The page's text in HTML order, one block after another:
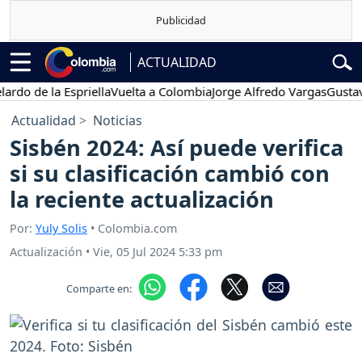
ACTUALIDAD
la EspriellaVuelta a ColombiaJorge Alfredo VargasGustavo
Actualidad Noticias
Sisbén 2024: Así puede verifica
si su clasificación cambió con
la reciente actualización
Por: Yuly Solis • Colombia.com
Actualización • Vie, 05 Jul 2024 5:33 pm
Comparte en: